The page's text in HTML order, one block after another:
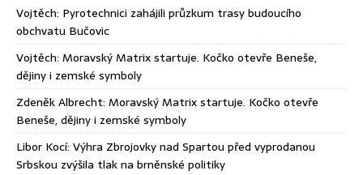
Vojtěch: Pyrotechnici zahájili průzkum trasy budoucího
obchvatu Bučovic
Vojtěch: Moravský Matrix startuje. Kočko otevře Beneše,
dějiny i zemské symboly
Zdeněk Albrecht: Moravský Matrix startuje. Kočko otevře
Beneše, dějiny i zemské symboly
Libor Kocí: Výhra Zbrojovky nad Spartou před vyprodanou
Srbskou zvýšila tlak na brněnské politiky